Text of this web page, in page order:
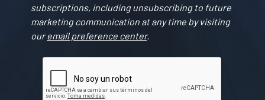
subscriptions, including unsubscribing to future
marketing communication at any time by visiting
ouremail preference center.